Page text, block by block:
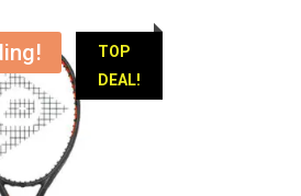
TOP
DEAL!